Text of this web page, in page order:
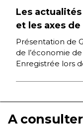
Les
et les axes de
Présentation de
de l’économie
Enregistrée lors
A